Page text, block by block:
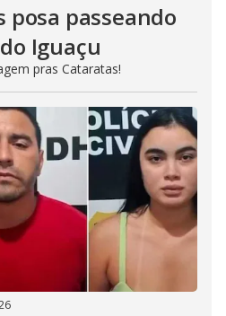
posa passeando
Iguaçu
pras Cataratas!